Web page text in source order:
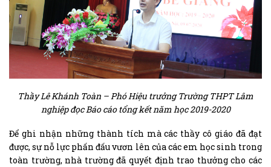
Thầy Lê Khánh Toàn – Phó Hiệu trưởng Trường THPT Lâm
nghiệpđọc Báo cáo tổng kết năm học 2019-2020
Để ghi nhận những thành tích mà các thầy cô giáo đã đạt
được, sự nỗ lực phấn đấu vươn lên của các em học sinh trong
toàn trường, nhà trường đã quyết định trao thưởng cho các